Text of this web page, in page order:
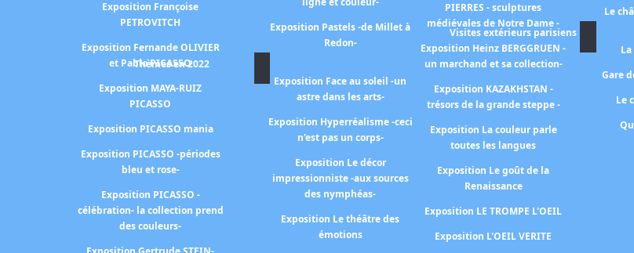
Exposition Françoise
PETROVITCH
Exposition Fernande OLIVIER
et Pablo PICASSO
Exposition MAYA-RUIZ
PICASSO
Exposition PICASSO mania
Exposition PICASSO -périodes
bleu et rose-
Exposition PICASSO -
célébration- la collection prend
des couleurs-
Exposition Pastels -de Millet à
Redon-
Thèmes en 2022
Exposition Face au soleil -un
astre dans les arts-
Exposition Hyperréalisme -ceci
n'est pas un corps-
Exposition Le décor
impressionniste -aux sources
des nymphéas-
Exposition Le théâtre des
émotions
PIERRES - sculptures
médiévales de Notre Dame -
Exposition Heinz BERGGRUEN -
un marchand et sa collection-
Exposition KAZAKHSTAN -
trésors de la grande steppe -
Exposition La couleur parle
toutes les langues
Exposition Le goût de la
Renaissance
Exposition LE TROMPE L'OEIL
Exposition L'OEIL VERITE
Le
Visites extérieurs parisiens
Gare
Le